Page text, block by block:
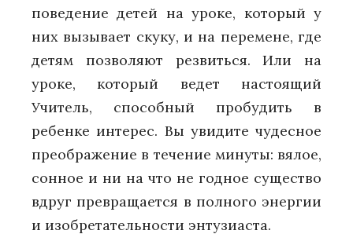
поведение детей на уроке, который у
них вызывает скуку, и на перемене, где
детям позволяют резвиться. Или на
уроке, который ведет настоящий
Учитель, способный пробудить в
ребенке интерес. Вы увидите чудесное
преображение в течение минуты: вялое,
сонное и ни на что не годное существо
вдруг превращается в полного энергии
и изобретательности энтузиаста.